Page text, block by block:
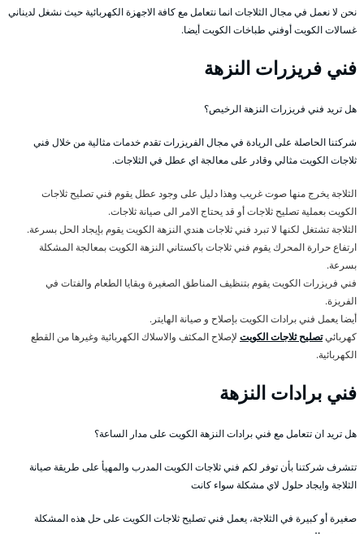
نحن لا نعمل في مجال الثلاجات انما نتعامل مع كافة الاجهزة الكهربائية حيث نشغل لديناني
غسالات الكويت أوفني طباخات الكويت أيضا.
فني فريزرات النزهة
هل تريد فني فريزرات النزهة الرخيص؟
شركتنا الحاصلة على الريادة في مجال الفريزرات تقدم خدمات مثالية من خلال فني
ثلاجات الكويت مثالي وقادر على معالجة اي عطل في الثلاجات.
الثلاجة يخرج منها صوت غريب وهذا دليل على وجود عطل يقوم فني تصليح ثلاجات
الكويت بعملية تصليح ثلاجات أو قد يحتاج الامر الى صيانة ثلاجات.
الثلاجة تشتغل لكنها لا تبرد فني ثلاجات هندي النزهة الكويت يقوم بإيجاد الحل بسرعة.
ارتفاع حرارة المحرك يقوم فني ثلاجات باكستاني النزهة الكويت بمعالجة المشكلة
بسرعة.
فني فريزرات الكويت يقوم بتنظيف المناطق الصغيرة وبقايا الطعام والفتات في
الفريزة.
أيضا يعمل فني برادات الكويت بإصلاح و صيانة الهايتر.
كهربائيتصليح ثلاجات الكويت لإصلاح المكثف والاسلاك الكهربائية وغيرها من القطع
الكهربائية.
فني برادات النزهة
هل تريد ان تتعامل مع فني برادات النزهة الكويت على مدار الساعة؟
تتشرف شركتنا بأن توفر لكم فني ثلاجات الكويت المدرب والمهيأ على طريقة صيانة
الثلاجة وايجاد حلول لاي مشكلة سواء كانت
صغيرة أو كبيرة في الثلاجة، يعمل فني تصليح ثلاجات الكويت على حل هذه المشكلة